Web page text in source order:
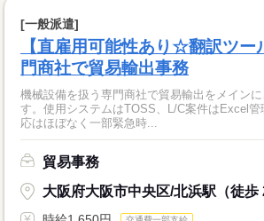
[一般派遣]
【直雇用可能性あり☆翻訳ツー
門商社で貿易輸出事務
機械設備を扱う専門商社で貿易輸出をメイン
す。使用システムはTOSS、L/C案件はExcel
応はほぼなく一部緊急時...
貿易事務
大阪府大阪市中央区/北浜駅（徒歩